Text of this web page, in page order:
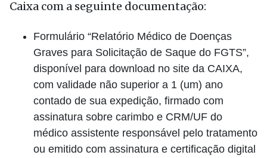
Caixa com a seguinte documentação:
Formulário “Relatório Médico de Doenças
Graves para Solicitação de Saque do FGTS”,
disponível para download no site da CAIXA,
com validade não superior a 1 (um) ano
contado de sua expedição, firmado com
assinatura sobre carimbo e CRM/UF do
médico assistente responsável pelo tratamento
ou emitido com assinatura e certificação digital